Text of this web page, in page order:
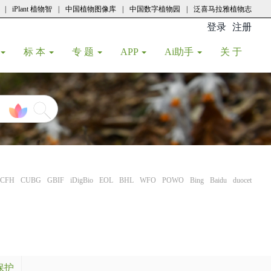
iPlant 植物智 中国植物图像库 中国数字植物园 泛喜马拉雅植物志
登录 注册
标 本 专 题 APP Ai助手 关 于
CFH CUBG GBIF iDigBio EOL BHL WFO POWO Bing Baidu duocet
护